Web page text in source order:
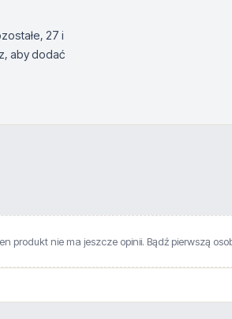
27 i
aby dodać
produkt nie ma jeszcze opinii. Bądź pierwszą